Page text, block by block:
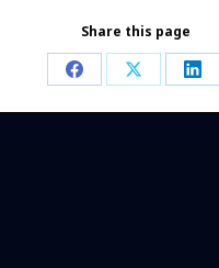
Share this page
Share
on
Share
on
on